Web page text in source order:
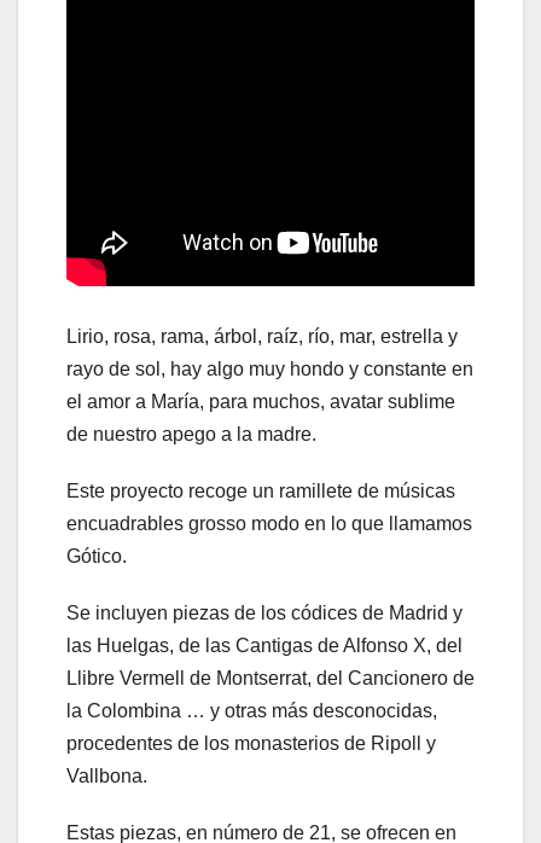
Lirio, rosa, rama, árbol, raíz, río, mar, estrella y
rayo de sol, hay algo muy hondo y constante en
el amor a María, para muchos, avatar sublime
de nuestro apego a la madre.
Este proyecto recoge un ramillete de músicas
encuadrables grosso modo en lo que llamamos
Gótico.
Se incluyen piezas de los códices de Madrid y
las Huelgas, de las Cantigas de Alfonso X, del
Llibre Vermell de Montserrat, del Cancionero de
la Colombina … y otras más desconocidas,
procedentes de los monasterios de Ripoll y
Vallbona.
Estas piezas, en número de 21, se ofrecen en